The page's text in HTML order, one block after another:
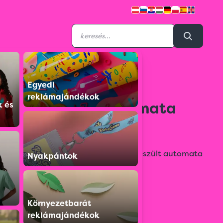
és
Egyedi
reklámajándékok
Nyakpántok
Környezetbarát
reklámajándékok
4153109
Suederdeich automata
esernyő
Nagy méretű, 190T poliészterből készült automata
esernyő.
Színválaszték: